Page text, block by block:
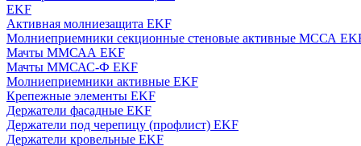
EKF
Активная молниезащита EKF
Молниеприемники секционные стеновые активные МССА
Мачты ММСАА EKF
Мачты ММСАС-Ф EKF
Молниеприемники активные EKF
Крепежные элементы EKF
Держатели фасадные EKF
Держатели под черепицу (профлист) EKF
Держатели кровельные EKF